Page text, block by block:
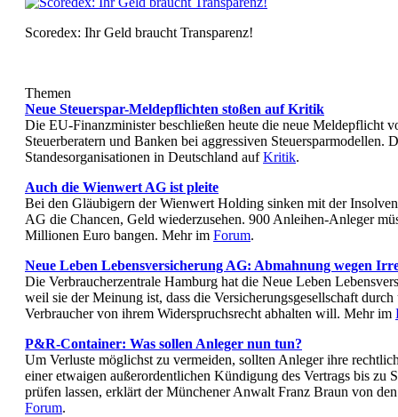
Scoredex: Ihr Geld braucht Transparenz!
Themen
Neue Steuerspar-Meldepflichten stoßen auf Kritik
Die EU-Finanzminister beschließen heute die neue Meldepflicht
Steuerberatern und Banken bei aggressiven Steuersparmodellen.
Standesorganisationen in Deutschland aufKritik.
Auch die Wienwert AG ist pleite
Bei den Gläubigern der Wienwert Holding sinken mit der
AG die Chancen, Geld wiederzusehen. 900 Anleihen-Anleger
Millionen Euro bangen. Mehr im Forum.
Neue Leben Lebensversicherung AG: Abmahnung wegen
Die Verbraucherzentrale Hamburg hat die Neue Leben
weil sie der Meinung ist, dass die Versicherungsgesellschaft
Verbraucher von ihrem Widerspruchsrecht abhalten will. Mehr im
P&R-Container: Was sollen Anleger nun tun?
Um Verluste möglichst zu vermeiden, sollten Anleger ihre
einer etwaigen außerordentlichen Kündigung des Vertrags bis zu
prüfen lassen, erklärt der Münchener Anwalt Franz Braun von
Forum.